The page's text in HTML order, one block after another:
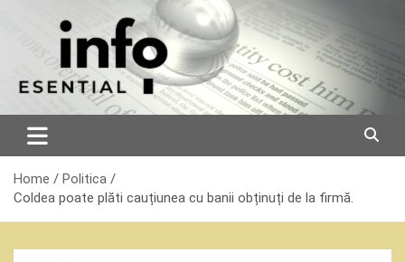
Home
Politica
Coldea poate plăti cauțiunea cu banii obținuți de la firmă.